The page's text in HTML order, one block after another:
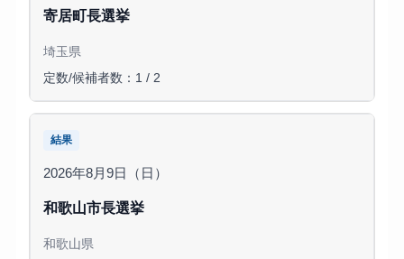
寄居町長選挙
埼玉県
定数/候補者数：1 / 2
結果
2026年8月9日（日）
和歌山市長選挙
和歌山県